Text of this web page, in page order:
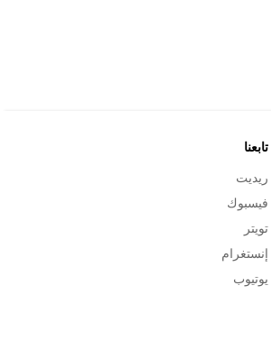
تابعنا
ريديت
فيسبوك
تويتر
إنستغرام
يوتيوب